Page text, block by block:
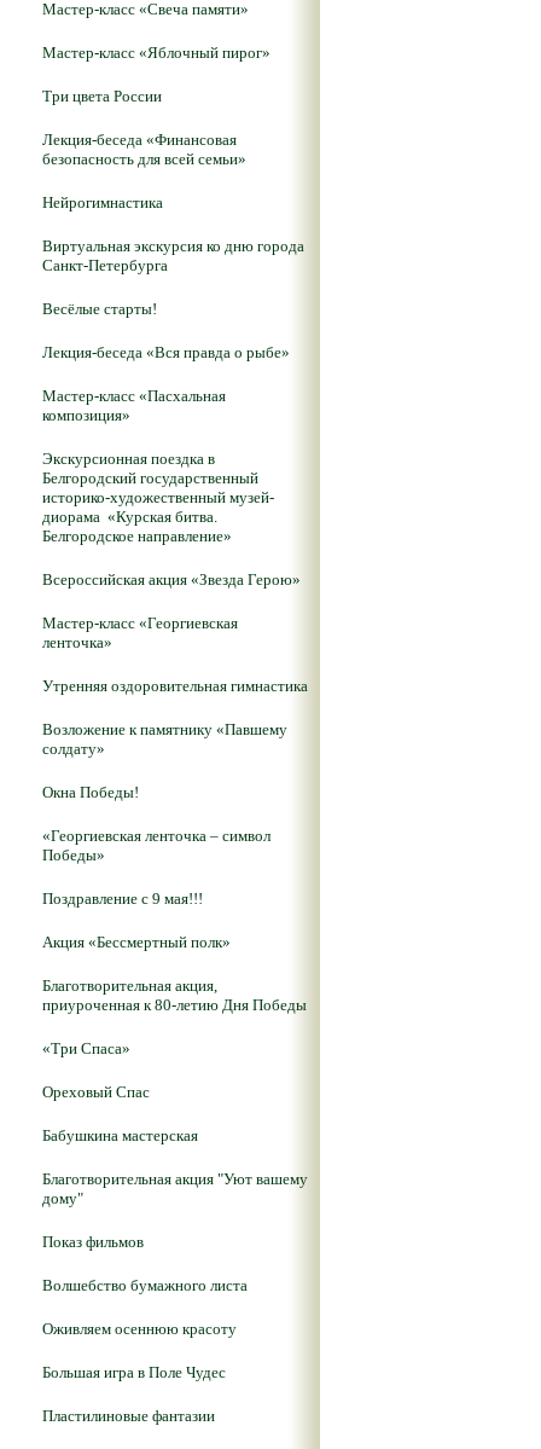
Мастер-класс «Свеча памяти»
Мастер-класс «Яблочный пирог»
Три цвета России
Лекция-беседа «Финансовая
безопасность для всей семьи»
Нейрогимнастика
Виртуальная экскурсия ко дню города
Санкт-Петербурга
Весёлые старты!
Лекция-беседа «Вся правда о рыбе»
Мастер-класс «Пасхальная
композиция»
Экскурсионная поездка в
Белгородский государственный
историко-художественный музей-
диорама «Курская битва.
Белгородское направление»
Всероссийская акция «Звезда Герою»
Мастер-класс «Георгиевская
ленточка»
Утренняя оздоровительная гимнастика
Возложение к памятнику «Павшему
солдату»
Окна Победы!
«Георгиевская ленточка – символ
Победы»
Поздравление с 9 мая!!!
Акция «Бессмертный полк»
Благотворительная акция,
приуроченная к 80-летию Дня Победы
«Три Спаса»
Ореховый Спас
Бабушкина мастерская
Благотворительная акция "Уют вашему
дому"
Показ фильмов
Волшебство бумажного листа
Оживляем осеннюю красоту
Большая игра в Поле Чудес
Пластилиновые фантазии